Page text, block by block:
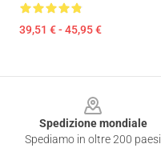
39,51 € - 45,95 €
Spedizione mondiale
Spediamo in oltre 200 paesi